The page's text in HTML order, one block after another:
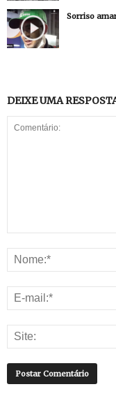
Sorriso
DEIXE UMA